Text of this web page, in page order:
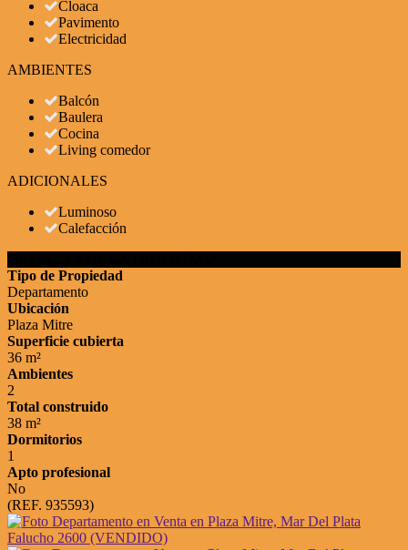
Cloaca
Pavimento
Electricidad
AMBIENTES
Balcón
Baulera
Cocina
Living comedor
ADICIONALES
Luminoso
Calefacción
Tipo de Propiedad
Departamento
Ubicación
Plaza Mitre
Superficie cubierta
36 m²
Ambientes
2
Total construido
38 m²
Dormitorios
1
Apto profesional
No
(REF. 935593)